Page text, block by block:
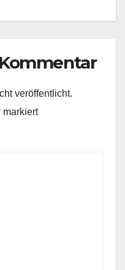
veröffentlicht.
markiert